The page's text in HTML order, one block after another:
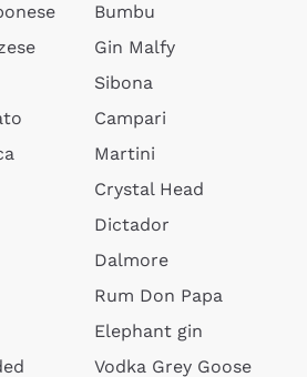
Bumbu
Gin Malfy
Sibona
Campari
Martini
Crystal Head
Dictador
Dalmore
Rum Don Papa
Elephant gin
Vodka Grey Goose